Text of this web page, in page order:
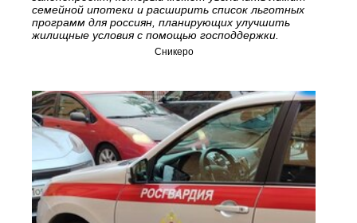
семейной ипотеки и расширить список льготных
программ для россиян, планирующих улучшить
жилищные условия с помощью господдержки.
Сникеро